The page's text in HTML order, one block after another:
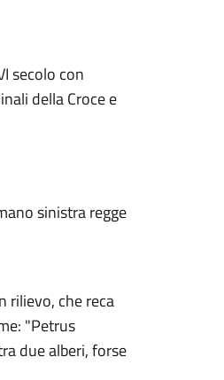
secolo con
della Croce e
sinistra regge
rilievo, che reca
"Petrus
due alberi, forse